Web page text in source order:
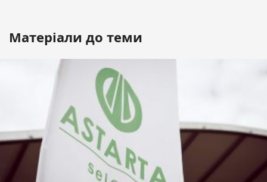
Матеріали до теми